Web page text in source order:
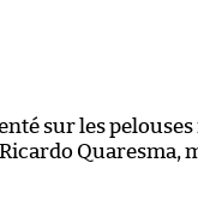
sur les pelouses
Quaresma,